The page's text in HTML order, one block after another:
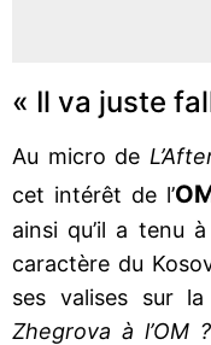
« Il va juste
Au micro de
cet intérêt de l’
ainsi qu’il a tenu
caractère du
ses valises sur
Zhegrova à l’OM